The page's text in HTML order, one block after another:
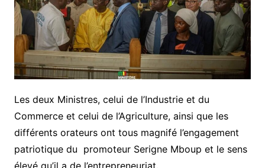
Les deux Ministres, celui de l’Industrie et du
Commerce et celui de l’Agriculture, ainsi que les
différents orateurs ont tous magnifé l’engagement
patriotique du promoteur Serigne Mboup et le sens
élevé qu’il a de l’entrepreneuriat.